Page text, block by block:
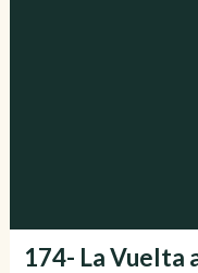
174- La Vuelta